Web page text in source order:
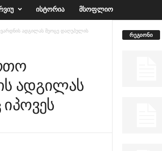
ᲘᲡᲢᲝᲠᲘᲐ ᲛᲡᲝᲤᲚᲘᲝ
ადგილას მეოცე დაღუპულის
ადგილას
რეგიონი